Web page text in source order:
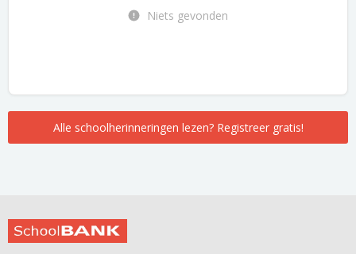
Niets gevonden
Alle schoolherinneringen lezen? Registreer gratis!